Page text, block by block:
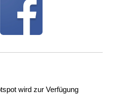
wird zur Verfügung